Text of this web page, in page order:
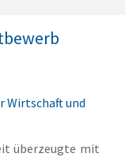
Wirtschaft und
überzeugte mit